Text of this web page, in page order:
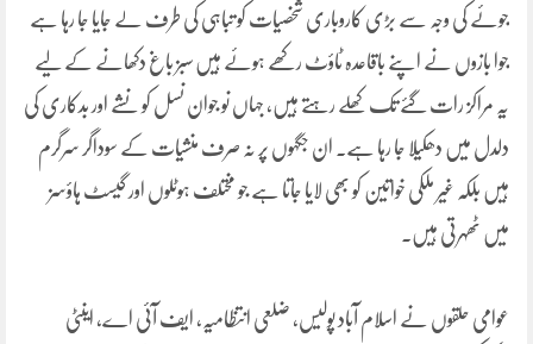
جوئے کی وجہ سے بڑی کاروباری شخصیات کو تباہی کی طرف لے جایا جا رہا ہے
جوا بازوں نے اپنے باقاعدہ ٹاؤٹ رکھے ہوئے ہیں سبز باغ دکھانے کے لیے
یہ مراکز رات گئے تک کھلے رہتے ہیں، جہاں نو جوان نسل کو نشے اور بدکاری کی
دلدل میں دھکیلا جا رہا ہے۔ ان جگہوں پر نہ صرف منشیات کے سوداگر سرگرم
ہیں بلکہ غیر ملکی خواتین کو بھی لایا جاتا ہے جو مختلف ہوٹلوں اور گیسٹ ہاؤسز
میں ٹھہرتی ہیں۔
عوامی حلقوں نے اسلام آباد پولیس، ضلعی انتظامیہ، ایف آئی اے، اینٹی